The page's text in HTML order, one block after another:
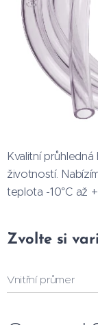
Kvalitní
životností.
teplota -10°C až
Zvolte si
Vnitřní průmer